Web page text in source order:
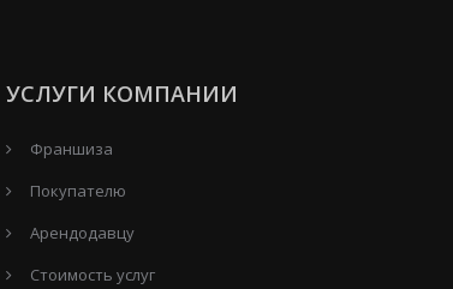
УСЛУГИ КОМПАНИИ
Франшиза
Покупателю
Арендодавцу
Стоимость услуг